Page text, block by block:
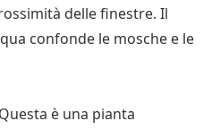
delle finestre. Il
confonde le mosche e le
è una pianta